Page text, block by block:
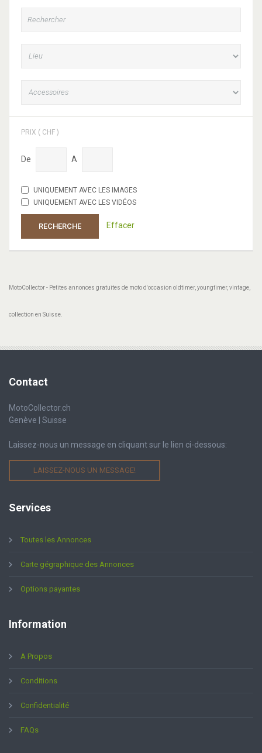
PRIX ( CHF )
De A
UNIQUEMENT AVEC LES IMAGES
UNIQUEMENT AVEC LES VIDÉOS
RECHERCHE Effacer
MotoCollector - Petites annonces gratuites de moto d'occasion oldtimer, youngtimer, vintage,
collection en Suisse.
Contact
MotoCollector.ch
Genève | Suisse
Laissez-nous un message en cliquant sur le lien ci-dessous:
LAISSEZ-NOUS UN MESSAGE!
Services
Toutes les Annonces
Carte gégraphique des Annonces
Options payantes
Information
A Propos
Conditions
Confidentialité
FAQs